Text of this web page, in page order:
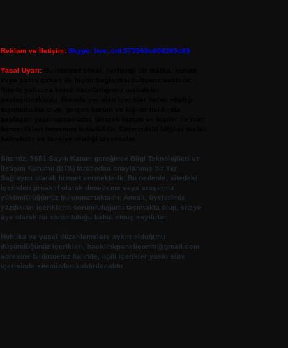
Reklam ve İletişim: Skype: live:.cid.575569c608265c69
Yasal Uyarı:
Sitemiz, 5651 Sayılı Kanun gereğince Bilgi Teknolojileri ve
İletişim Kurumu (BTK) tarafından onaylanmış bir Yer
Sağlayıcı olarak hizmet vermektedir. Bu nedenle, sitedeki
içerikleri proaktif olarak denetleme veya araştırma
yükümlülüğümüz bulunmamaktadır. Ancak, üyelerimiz
yazdıkları içeriklerin sorumluluğunu taşımakta olup, siteye
üye olarak bu sorumluluğu kabul etmiş sayılırlar.
Hukuka ve yasal düzenlemelere aykırı olduğunu
düşündüğünüz içerikleri,
backlinkpanelicomtr@gmail.com
adresine bildirmeniz halinde, ilgili içerikler yasal süre
içerisinde sitemizden kaldırılacaktır.